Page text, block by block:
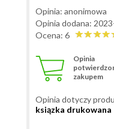
pokazywał swoje
miejsc, które wiele
się w fabułę. Nie
koniec, ale to na
mega mnie wkręcił w
Opinia: anonimowa
Opinia dodana:
Ocena: 6
Opinia
zakupem
Opinia dotyczy
ksiązka drukowana